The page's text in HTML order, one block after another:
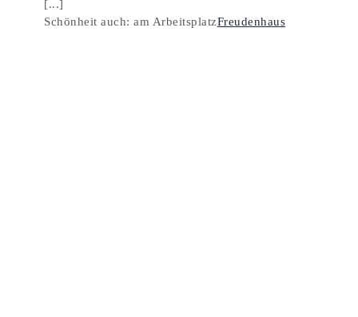
[...]
Schönheit auch: am ArbeitsplatzFreudenhaus